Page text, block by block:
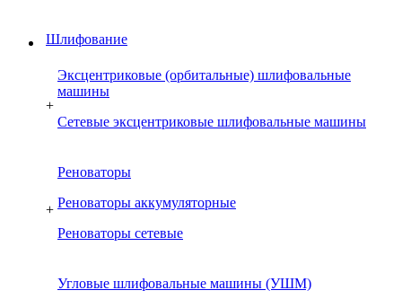
Шлифование
+
Эксцентриковые (орбитальные) шлифовальные
машины
Сетевые эксцентриковые шлифовальные машины
+
Реноваторы
Реноваторы аккумуляторные
Реноваторы сетевые
Угловые шлифовальные машины (УШМ)